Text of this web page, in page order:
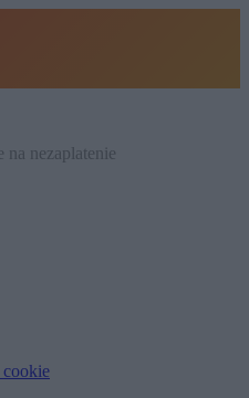
nezaplatenie
cookie